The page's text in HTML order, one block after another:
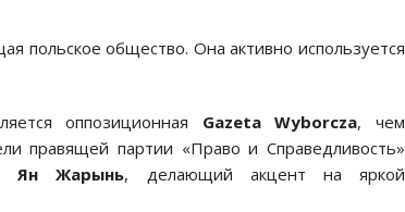
польское общество. Она активно используется
оппозиционная GazetaWyborcza, чем
правящей партии «Право и Справедливость»
Ян Жарынь, делающий акцент на яркой